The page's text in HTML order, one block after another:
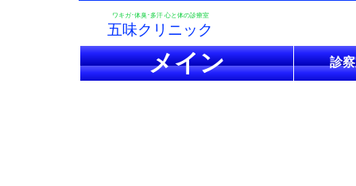
ワキガ･体臭･多汗 心と体の診療室
五味クリニック
メイン 診